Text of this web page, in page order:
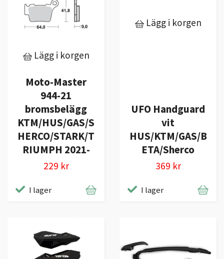
Lägg i korgen
Moto-Master
944-21
bromsbelägg
KTM/HUS/GAS/S
HERCO/STARK/T
RIUMPH 2021-
229 kr
I lager
Lägg i korgen
UFO Handguard
vit
HUS/KTM/GAS/B
ETA/Sherco
369 kr
I lager